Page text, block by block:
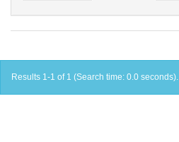
Results 1-1 of 1 (Search time: 0.0 seconds).